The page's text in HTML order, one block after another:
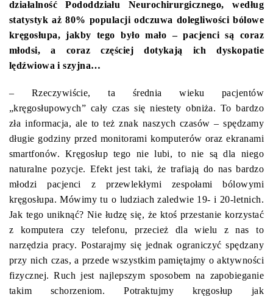
działalność Pododdziału Neurochirurgicznego, według
statystyk aż 80% populacji odczuwa dolegliwości bólowe
kręgosłupa, jakby tego było mało – pacjenci są coraz
młodsi, a coraz częściej dotykają ich dyskopatie
lędźwiowa i szyjna…
– Rzeczywiście, ta średnia wieku pacjentów
„kręgosłupowych” cały czas się niestety obniża. To bardzo
zła informacja, ale to też znak naszych czasów – spędzamy
długie godziny przed monitorami komputerów oraz ekranami
smartfonów. Kręgosłup tego nie lubi, to nie są dla niego
naturalne pozycje. Efekt jest taki, że trafiają do nas bardzo
młodzi pacjenci z przewlekłymi zespołami bólowymi
kręgosłupa. Mówimy tu o ludziach zaledwie 19- i 20-letnich.
Jak tego uniknąć? Nie łudzę się, że ktoś przestanie korzystać
z komputera czy telefonu, przecież dla wielu z nas to
narzędzia pracy. Postarajmy się jednak ograniczyć spędzany
przy nich czas, a przede wszystkim pamiętajmy o aktywności
fizycznej. Ruch jest najlepszym sposobem na zapobieganie
takim schorzeniom. Potraktujmy kręgosłup jak